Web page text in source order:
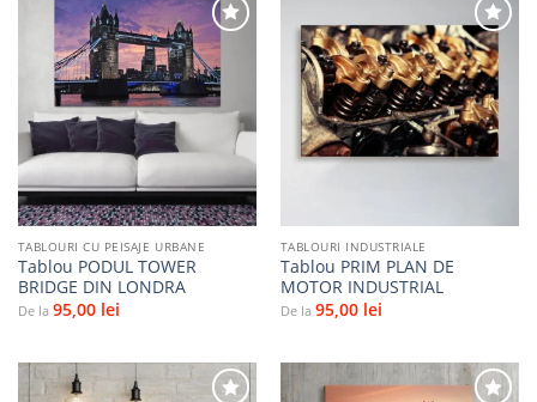
Adaugă
la
favorite
TABLOURI CU PEISAJE URBANE
Tablou PODUL TOWER
BRIDGE DIN LONDRA
De la 95,00 lei
Adaugă
la
favorite
TABLOURI INDUSTRIALE
Tablou PRIM PLAN DE
MOTOR INDUSTRIAL
De la 95,00 lei